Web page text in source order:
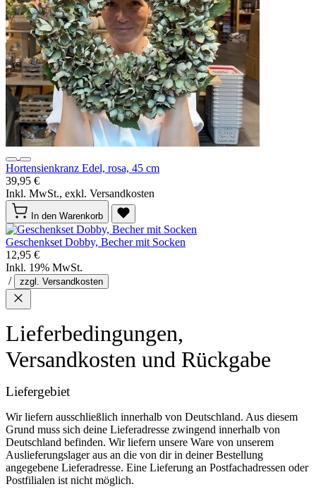
Hortensienkranz Edel, rosa, 45 cm
39,95 €
Inkl. MwSt., exkl. Versandkosten
In den Warenkorb
Geschenkset Dobby, Becher mit Socken
12,95 €
Inkl. 19% MwSt.
/
zzgl. Versandkosten
Lieferbedingungen,
Versandkosten und Rückgabe
Liefergebiet
Wir liefern ausschließlich innerhalb von Deutschland. Aus diesem
Grund muss sich deine Lieferadresse zwingend innerhalb von
Deutschland befinden. Wir liefern unsere Ware von unserem
Auslieferungslager aus an die von dir in deiner Bestellung
angegebene Lieferadresse. Eine Lieferung an Postfachadressen oder
Postfilialen ist nicht möglich.